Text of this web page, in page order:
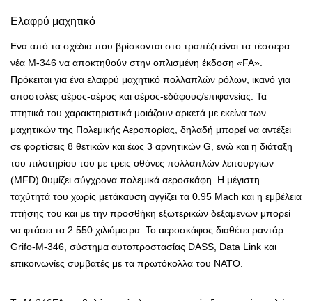
Ελαφρύ μαχητικό
Ενα από τα σχέδια που βρίσκονται στο τραπέζι είναι τα τέσσερα
νέα Μ-346 να αποκτηθούν στην οπλισμένη έκδοση «FA».
Πρόκειται για ένα ελαφρύ μαχητικό πολλαπλών ρόλων, ικανό για
αποστολές αέρος-αέρος και αέρος-εδάφους/επιφανείας. Τα
πτητικά του χαρακτηριστικά μοιάζουν αρκετά με εκείνα των
μαχητικών της Πολεμικής Αεροπορίας, δηλαδή μπορεί να αντέξει
σε φορτίσεις 8 θετικών και έως 3 αρνητικών G, ενώ και η διάταξη
του πιλοτηρίου του με τρεις οθόνες πολλαπλών λειτουργιών
(MFD) θυμίζει σύγχρονα πολεμικά αεροσκάφη. Η μέγιστη
ταχύτητά του χωρίς μετάκαυση αγγίζει τα 0.95 Mach και η εμβέλεια
πτήσης του και με την προσθήκη εξωτερικών δεξαμενών μπορεί
να φτάσει τα 2.550 χιλιόμετρα. Το αεροσκάφος διαθέτει ραντάρ
Grifo-M-346, σύστημα αυτοπροστασίας DASS, Data Link και
επικοινωνίες συμβατές με τα πρωτόκολλα του ΝΑΤΟ.